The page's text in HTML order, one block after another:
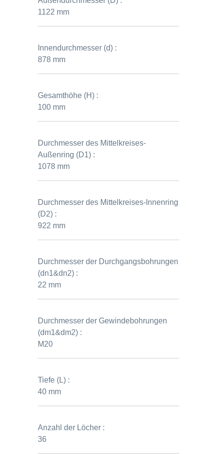
1122 mm
Innendurchmesser (d) :
878 mm
Gesamthöhe (H) :
100 mm
Durchmesser des Mittelkreises-
Außenring (D1) :
1078 mm
Durchmesser des Mittelkreises-Innenring
(D2) :
922 mm
Durchmesser der Durchgangsbohrungen
(dn1&dn2) :
22 mm
Durchmesser der Gewindebohrungen
(dm1&dm2) :
M20
Tiefe (L) :
40 mm
Anzahl der Löcher :
36